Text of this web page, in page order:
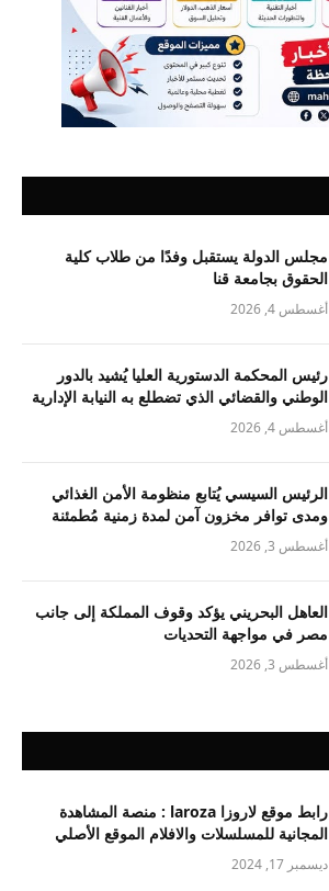
مجلس الدولة يستقبل وفدًا من طلاب كلية
الحقوق بجامعة قنا
أغسطس 4, 2026
رئيس المحكمة الدستورية العليا يُشيد بالدور
الوطني والقضائي الذي تضطلع به النيابة الإدارية
أغسطس 4, 2026
الرئيس السيسي يُتابع منظومة الأمن الغذائي
ومدى توافر مخزون آمن لمدة زمنية مُطمئنة
أغسطس 3, 2026
العاهل البحريني يؤكد وقوف المملكة إلى جانب
مصر في مواجهة التحديات
أغسطس 3, 2026
رابط موقع لاروزا laroza : منصة المشاهدة
المجانية للمسلسلات والافلام الموقع الأصلي
ديسمبر 17, 2024